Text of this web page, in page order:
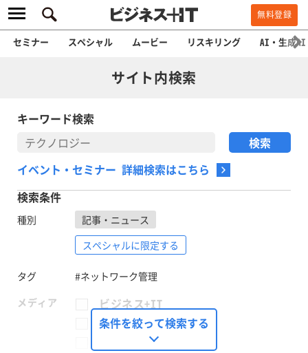
無料登録
セミナー スペシャル ムービー リスキリング AI・生成AI
サイト内検索
キーワード検索
イベント・セミナー 詳細検索はこちら
検索条件
種別
記事・ニュース
スペシャルに限定する
タグ
#ネットワーク管理
メディア
ビジネス+IT
FinTech Journal
Seizo Trend
条件を絞って検索する